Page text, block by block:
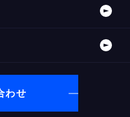
わせ